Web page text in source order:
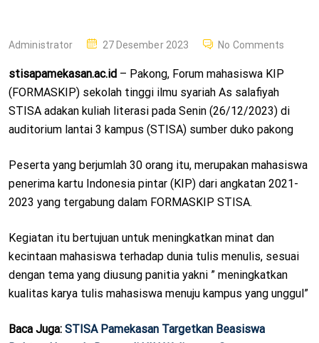
Administrator
P
S
T
E
D
N
27 Desember 2023 No Comments
stisapamekasan.ac.id – Pakong, Forum mahasiswa KIP
(FORMASKIP) sekolah tinggi ilmu syariah As salafiyah
STISA adakan kuliah literasi pada Senin (26/12/2023) di
auditorium lantai 3 kampus (STISA) sumber duko pakong
Peserta yang berjumlah 30 orang itu, merupakan mahasiswa
penerima kartu Indonesia pintar (KIP) dari angkatan 2021-
2023 yang tergabung dalam FORMASKIP STISA.
Kegiatan itu bertujuan untuk meningkatkan minat dan
kecintaan mahasiswa terhadap dunia tulis menulis, sesuai
dengan tema yang diusung panitia yakni ” meningkatkan
kualitas karya tulis mahasiswa menuju kampus yang unggul”
Baca Juga: STISA Pamekasan Targetkan Beasiswa